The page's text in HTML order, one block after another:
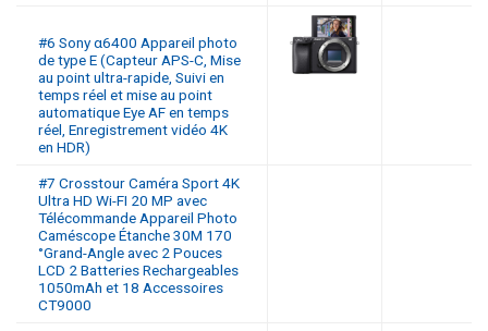
#6 Sony α6400 Appareil photo
de type E (Capteur APS-C, Mise
au point ultra-rapide, Suivi en
temps réel et mise au point
automatique Eye AF en temps
réel, Enregistrement vidéo 4K
en HDR)
#7 Crosstour Caméra Sport 4K
Ultra HD Wi-FI 20 MP avec
Télécommande Appareil Photo
Caméscope Étanche 30M 170
°Grand-Angle avec 2 Pouces
LCD 2 Batteries Rechargeables
1050mAh et 18 Accessoires
CT9000